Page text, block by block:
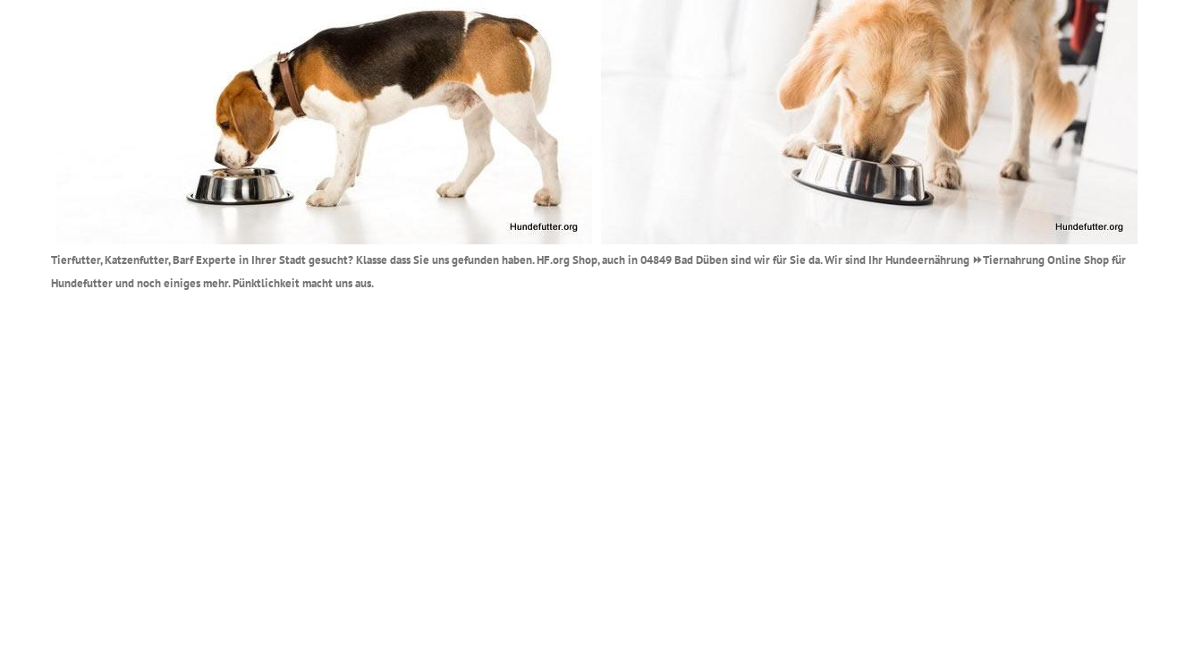
Tierfutter, Katzenfutter, Barf Experte in Ihrer Stadt gesucht? Klasse dass Sie uns gefunden haben. HF.org Shop, auch in 04849 Bad Düben sind wir für Sie da. Wir sind Ihr Hundeernährung ⏩Tiernahrung Online Shop für
Hundefutter und noch einiges mehr. Pünktlichkeit macht uns aus.